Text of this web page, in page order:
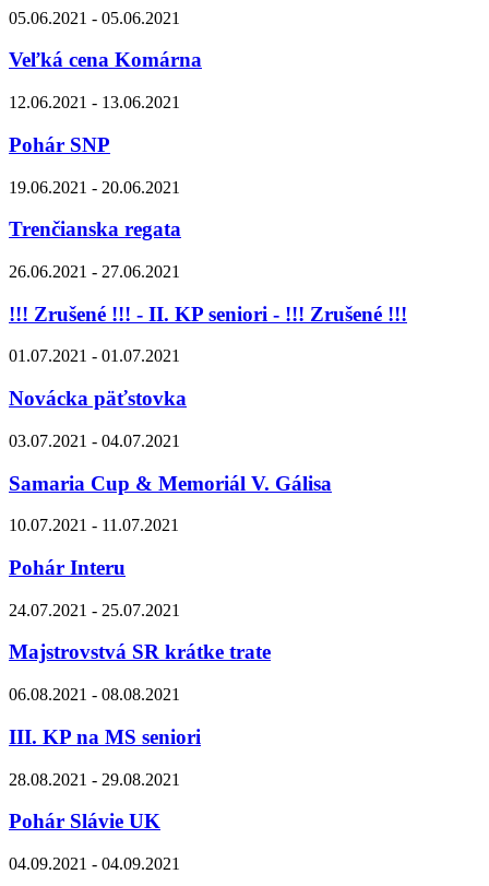
05.06.2021 - 05.06.2021
Veľká cena Komárna
12.06.2021 - 13.06.2021
Pohár SNP
19.06.2021 - 20.06.2021
Trenčianska regata
26.06.2021 - 27.06.2021
!!! Zrušené !!! - II. KP seniori - !!! Zrušené !!!
01.07.2021 - 01.07.2021
Novácka päťstovka
03.07.2021 - 04.07.2021
Samaria Cup & Memoriál V. Gálisa
10.07.2021 - 11.07.2021
Pohár Interu
24.07.2021 - 25.07.2021
Majstrovstvá SR krátke trate
06.08.2021 - 08.08.2021
III. KP na MS seniori
28.08.2021 - 29.08.2021
Pohár Slávie UK
04.09.2021 - 04.09.2021